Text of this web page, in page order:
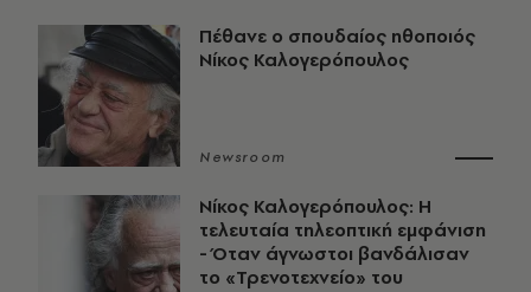
Πέθανε ο σπουδαίος ηθοποιός
Νίκος Καλογερόπουλος
Newsroom
Νίκος Καλογερόπουλος: Η
τελευταία τηλεοπτική εμφάνιση
- Όταν άγνωστοι βανδάλισαν
το «Τρενοτεχνείο» του